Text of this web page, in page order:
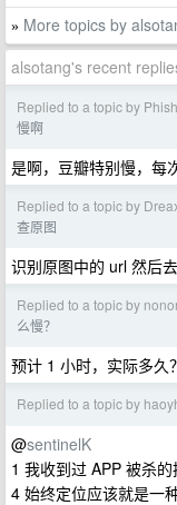
» More topics by
alsotang's recent
Replied to a topic by
慢啊
是啊，豆瓣特别慢，每
Replied to a topic by
查原图
识别原图中的 url 然后
Replied to a topic by
么慢？
预计 1 小时，实际多久
Replied to a topic by
@sentinelK
1 我收到过 APP 被杀的
4 始终定位应该就是一